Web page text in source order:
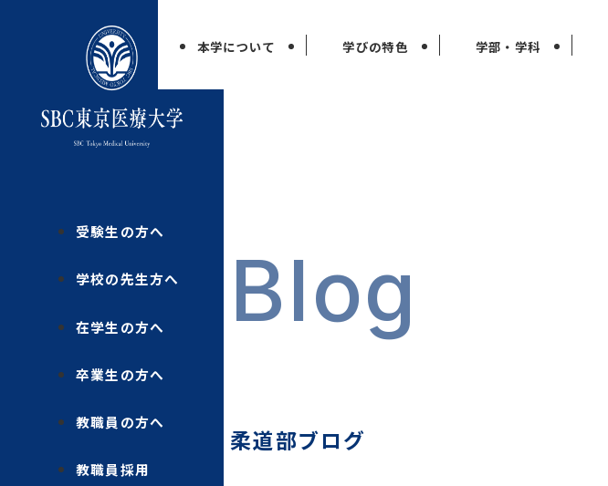
受験生の方へ
学校の先生方へ
在学生の方へ
卒業生の方へ
教職員の方へ
教職員採用
本学について 学びの特色 学部・学科
Blog
柔道部ブログ